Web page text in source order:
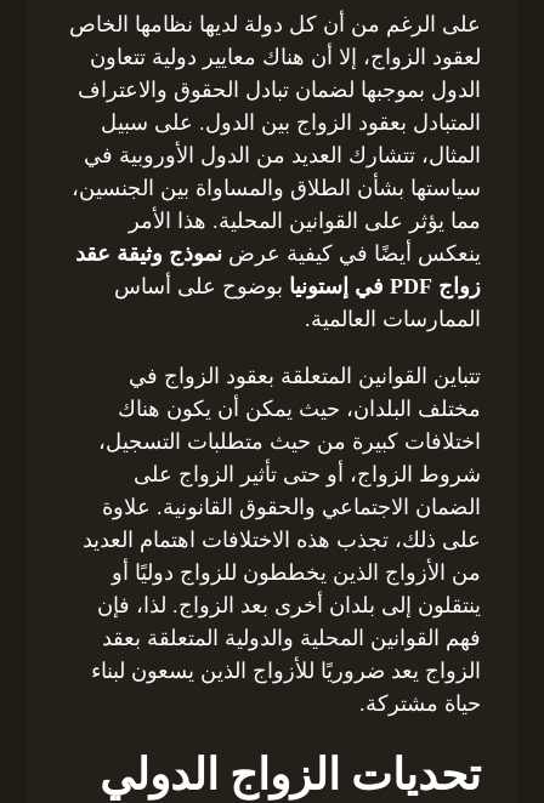
على الرغم من أن كل دولة لديها نظامها الخاص
لعقود الزواج، إلا أن هناك معايير دولية تتعاون
الدول بموجبها لضمان تبادل الحقوق والاعتراف
المتبادل بعقود الزواج بين الدول. على سبيل
المثال، تتشارك العديد من الدول الأوروبية في
سياستها بشأن الطلاق والمساواة بين الجنسين،
مما يؤثر على القوانين المحلية. هذا الأمر
ينعكس أيضًا في كيفية عرضنموذج وثيقة عقد
زواج PDF في إستونيا
بوضوح على أساس
الممارسات العالمية.
تتباين القوانين المتعلقة بعقود الزواج في
مختلف البلدان، حيث يمكن أن يكون هناك
اختلافات كبيرة من حيث متطلبات التسجيل،
شروط الزواج، أو حتى تأثير الزواج على
الضمان الاجتماعي والحقوق القانونية. علاوة
على ذلك، تجذب هذه الاختلافات اهتمام العديد
من الأزواج الذين يخططون للزواج دوليًا أو
ينتقلون إلى بلدان أخرى بعد الزواج. لذا، فإن
فهم القوانين المحلية والدولية المتعلقة بعقد
الزواج يعد ضروريًا للأزواج الذين يسعون لبناء
حياة مشتركة.
تحديات الزواج الدولي